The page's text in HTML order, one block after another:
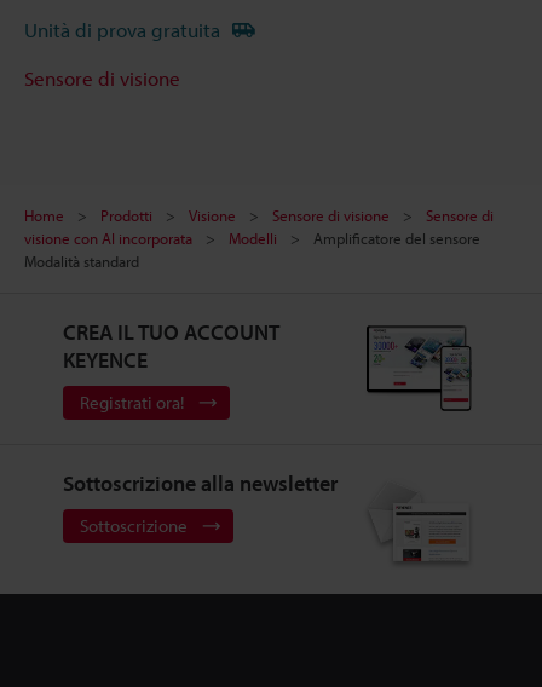
Unità di prova gratuita
Sensore di visione
Home Prodotti Visione Sensore di visione
Sensore di
visione con AI incorporata
Modelli
Amplificatore del sensore
Modalità standard
CREA IL TUO ACCOUNT
KEYENCE
Registrati ora!
Sottoscrizione alla newsletter
Sottoscrizione